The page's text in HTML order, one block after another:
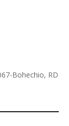
Bohechio, RD